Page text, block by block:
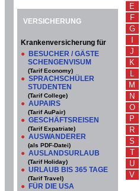
VERSICHERUNG
Krankenversicherung für
● BESUCHER / GÄSTE
SCHENGENVISUM
(Tarif Economy)
● SPRACHSCHÜLER
STUDENTEN
(Tarif College)
● AUPAIRS
(Tarif AuPair)
● GESCHÄFTSREISEN
(Tarif Expatriate)
● AUSWANDERER
(als PDF-Datei)
● AUSLANDSURLAUB
(Tarif Holiday)
● URLAUB BIS 365 TAGE
(Tarif Travel)
● FÜR DIE USA
E
F
G
J
K
L
M
N
O
P
R
S
T
U
V